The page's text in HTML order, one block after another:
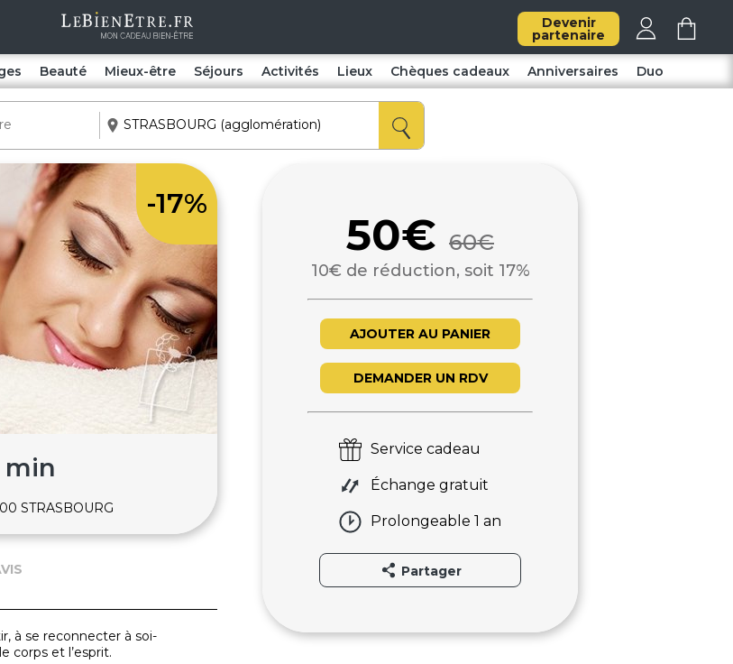
Devenir
partenaire
Beauté Mieux-être Séjours Activités Lieux Chèques cadeaux Anniversaires Duo
-17%
min
STRASBOURG
à se reconnecter à soi-
corps et l’esprit.
50€ 60€
10€ de réduction, soit 17%
AJOUTER AU PANIER
DEMANDER UN RDV
Service cadeau
Échange gratuit
Prolongeable 1 an
Partager